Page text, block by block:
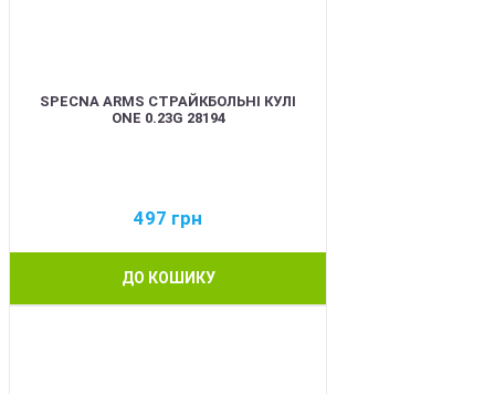
SPECNA ARMS СТРАЙКБОЛЬНІ КУЛІ
ONE 0.23G 28194
497 грн
ДО КОШИКУ